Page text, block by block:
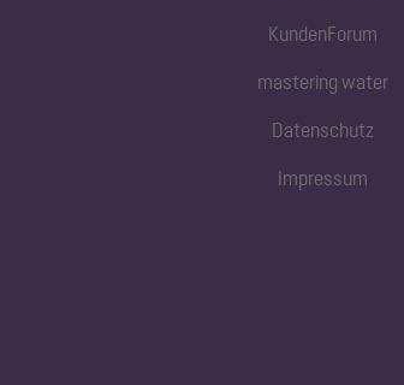
KundenForum
mastering water
Datenschutz
Impressum